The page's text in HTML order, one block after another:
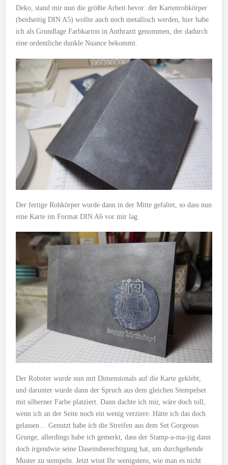
Deko, stand mir nun die größte Arbeit bevor: der Kartenrohkörper
(beidseitig DIN A5) wollte auch noch metallisch werden, hier habe
ich als Grundlage Farbkarton in Anthrazit genommen, der dadurch
eine ordentliche dunkle Nuance bekommt.
Der fertige Rohkörper wurde dann in der Mitte gefaltet, so dass nun
eine Karte im Format DIN A6 vor mir lag.
Der Roboter wurde nun mit Dimensionals auf die Karte geklebt,
und darunter wurde dann der Spruch aus dem gleichen Stempelset
mit silberner Farbe platziert. Dann dachte ich mir, wäre doch toll,
wenn ich an der Seite noch ein wenig verziere. Hätte ich das doch
gelassen… Genutzt habe ich die Streifen aus dem Set Gorgeous
Grunge, allerdings habe ich gemerkt, dass der Stamp-a-ma-jig dann
doch irgendwie seine Daseinsberechtigung hat, um durchgehende
Muster zu stempeln. Jetzt wisst Ihr wenigstens, wie man es nicht